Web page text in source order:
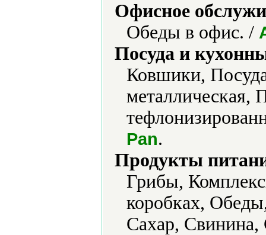
Офисное
Обеды в офис. /
Посуда и
Ковшики,
металлическая,
Pan.
Продукты
Грибы,
коробках,
Сахар,